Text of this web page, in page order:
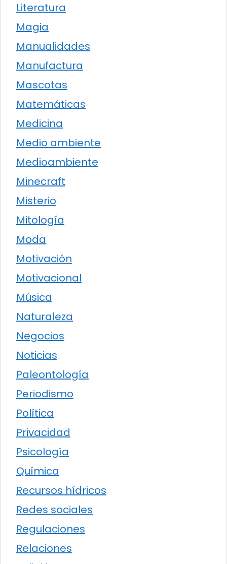
Literatura
Magia
Manualidades
Manufactura
Mascotas
Matemáticas
Medicina
Medio ambiente
Medioambiente
Minecraft
Misterio
Mitología
Moda
Motivación
Motivacional
Música
Naturaleza
Negocios
Noticias
Paleontología
Periodismo
Política
Privacidad
Psicología
Química
Recursos hídricos
Redes sociales
Regulaciones
Relaciones